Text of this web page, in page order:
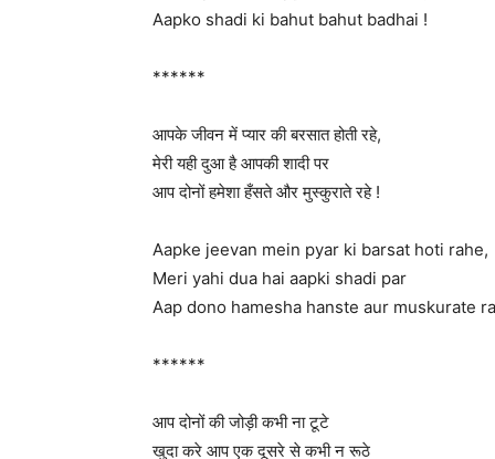
Aapko shadi ki bahut bahut badhai !
******
आपके जीवन में प्यार की बरसात होती रहे,
मेरी यही दुआ है आपकी शादी पर
आप दोनों हमेशा हँसते और मुस्कुराते रहे !
Aapke jeevan mein pyar ki barsat hoti rahe,
Meri yahi dua hai aapki shadi par
Aap dono hamesha hanste aur muskurate
******
आप दोनों की जोड़ी कभी ना टूटे
खुदा करे आप एक दूसरे से कभी न रूठे